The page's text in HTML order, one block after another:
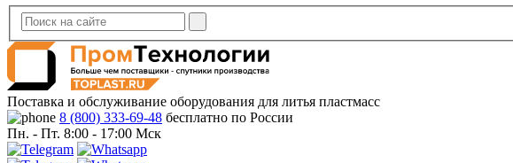
Поставка и обслуживание оборудования для литья пластмасс
8 (800) 333-69-48 бесплатно по России
Пн. - Пт. 8:00 - 17:00 Мск